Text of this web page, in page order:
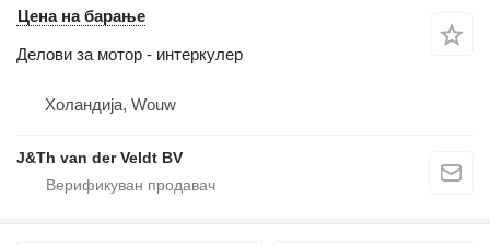
Цена на барање
Делови за мотор - интеркулер
Холандија, Wouw
J&Th van der Veldt BV